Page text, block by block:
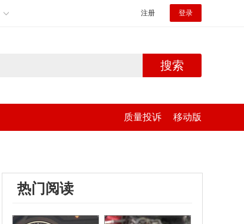
注册 登录
搜索
质量投诉 移动版
热门阅读